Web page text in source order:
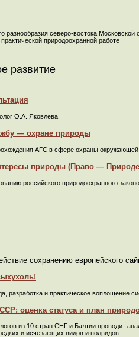
разнообразия северо-востока
природоохранной работе
развитие
О.А. Яковлева
— охране природы
АГС в сфере охраны
природы (Право —
российского природоохранного
сохранению европейского
разработка и практическое воплощение
оценка статуса и план
из 10 стран СНГ и Балтии проводит
и исчезающих видов и подвидов